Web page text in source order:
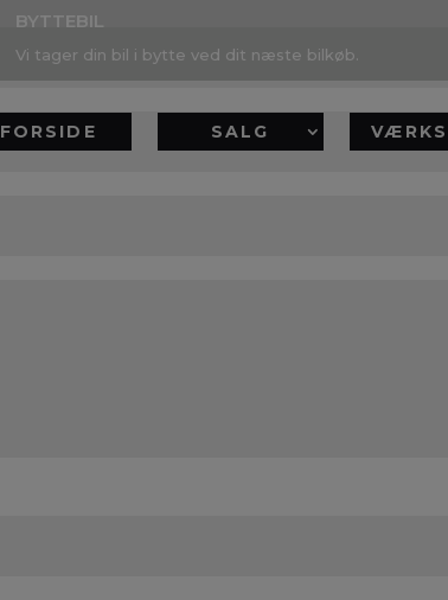
BYTTEBIL
Vi tager din bil i bytte ved dit næste bilkøb.
FORSIDE SALG